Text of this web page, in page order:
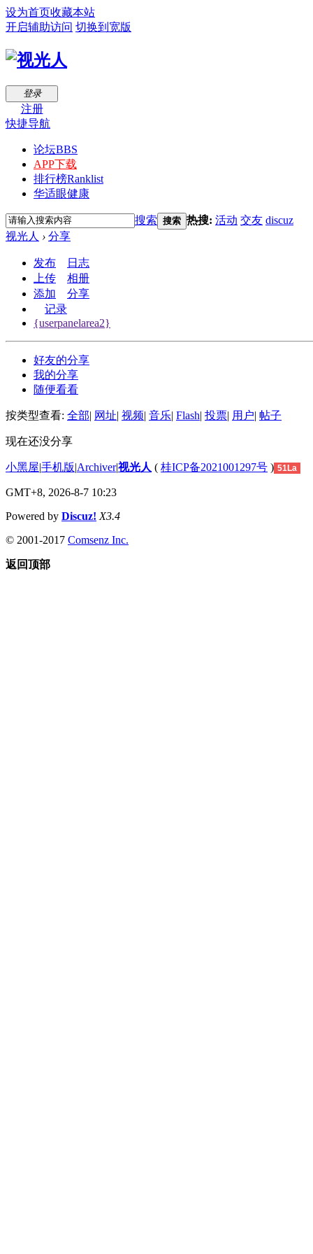
设为首页收藏本站
开启辅助访问 切换到宽版
登录
注册
快捷导航
论坛BBS
APP下载
排行榜Ranklist
华适眼健康
搜索 搜索 热搜: 活动 交友 discuz
视光人 › 分享
发布
日志
上传
相册
添加
分享
记录
{userpanelarea2}
好友的分享
我的分享
随便看看
按类型查看: 全部| 网址| 视频| 音乐| Flash| 投票| 用户| 帖子
现在还没分享
小黑屋|手机版|Archiver|视光人 ( 桂ICP备2021001297号 ) 51La
GMT+8, 2026-8-7 10:23
Powered by Discuz! X3.4
© 2001-2017 Comsenz Inc.
返回顶部